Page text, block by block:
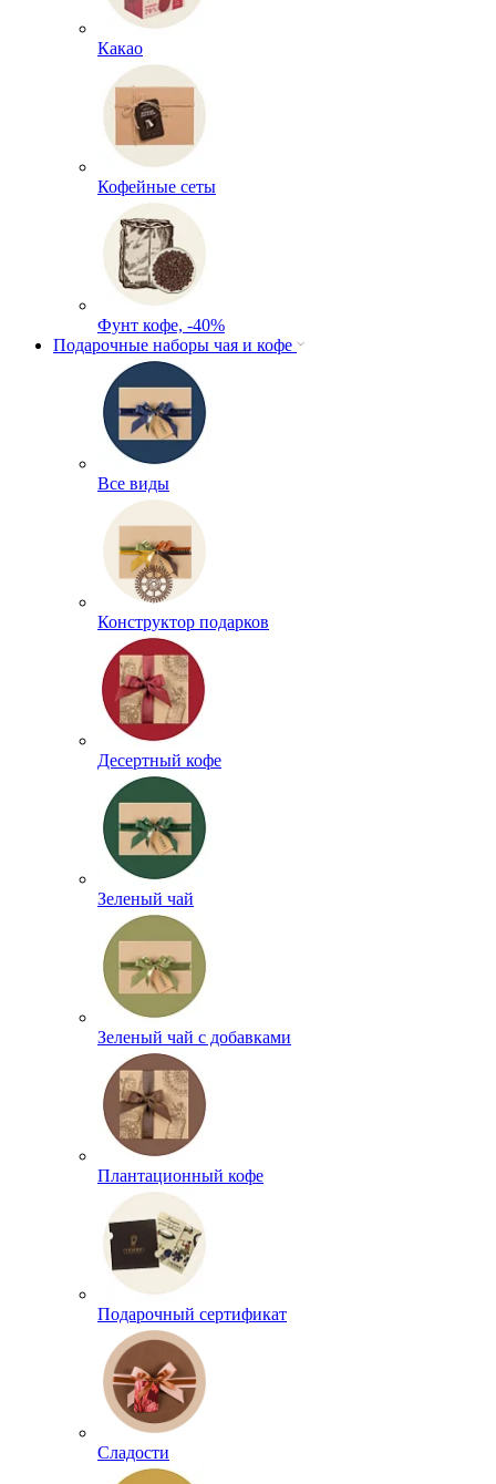
Какао
Кофейные сеты
Фунт кофе, -40%
Подарочные наборы чая и кофе
Все виды
Конструктор подарков
Десертный кофе
Зеленый чай
Зеленый чай с добавками
Плантационный кофе
Подарочный сертификат
Сладости